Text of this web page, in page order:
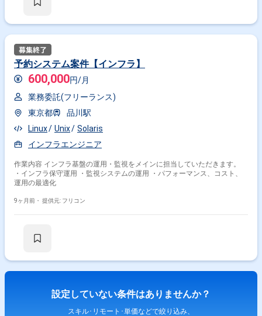
予約システム案件【インフラ】
600,000円/月
業務委託(フリーランス)
東京都
品川駅
Linux
Unix
Solaris
インフラエンジニア
作業内容 インフラ基盤の運用・監視をメインに担当していただきます。
・インフラ保守運用 ・監視システムの運用 ・パフォーマンス、コスト、
運用の最適化
9ヶ月前・ 提供元: フリコン
設定していない条件はありませんか？
スキル･リモート･単価などで絞り込み、